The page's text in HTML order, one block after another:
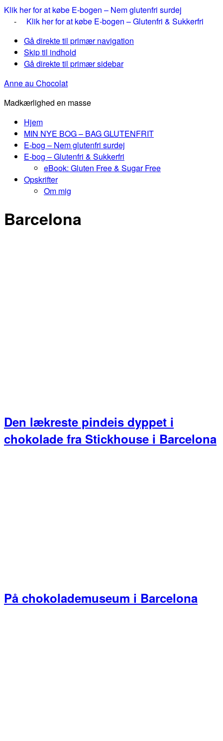
Klik her for at købe E-bogen – Nem glutenfri surdej
- Klik her for at købe E-bogen – Glutenfri & Sukkerfri
Gå direkte til primær navigation
Skip til indhold
Gå direkte til primær sidebar
Anne au Chocolat
Madkærlighed en masse
Hjem
MIN NYE BOG – BAG GLUTENFRIT
E-bog – Nem glutenfri surdej
E-bog – Glutenfri & Sukkerfri
eBook: Gluten Free & Sugar Free
Opskrifter
Om mig
Barcelona
Den lækreste pindeis dyppet i
chokolade fra Stickhouse i Barcelona
På chokolademuseum i Barcelona